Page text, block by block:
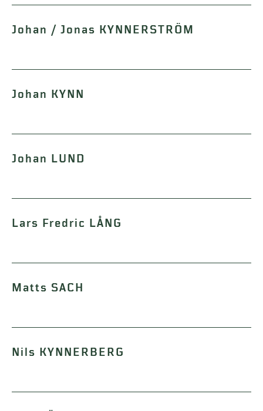
Johan / Jonas KYNNERSTRÖM
Johan KYNN
Johan LUND
Lars Fredric LÅNG
Matts SACH
Nils KYNNERBERG